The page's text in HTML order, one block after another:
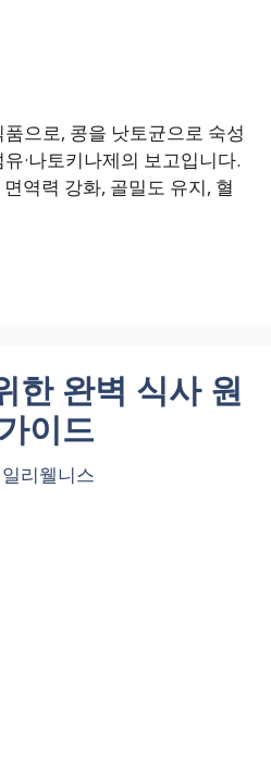
으로, 콩을 낫토균으로 숙성
·나토키나제의 보고입니다.
역력 강화, 골밀도 유지, 혈
한 완벽 식사 원
이드
리웰니스